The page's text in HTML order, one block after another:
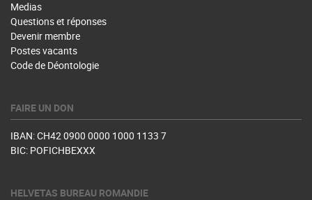
Medias
Questions et réponses
Devenir membre
Postes vacants
Code de Déontologie
FAIRE UN DON
IBAN: CH42 0900 0000 1000 1133 7
BIC: POFICHBEXXX
HELVETAS BUREAU ROMANDIE